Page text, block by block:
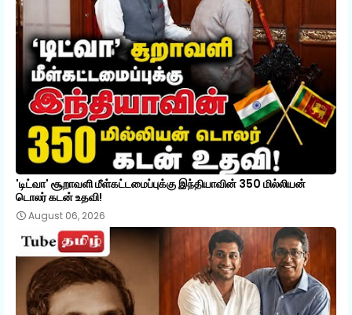
'டிட்வா' சூறாவளி மீள்கட்டமைப்புக்கு இந்தியாவின் 350 மில்லியன்
டொலர் கடன் உதவி!
August 06, 2026